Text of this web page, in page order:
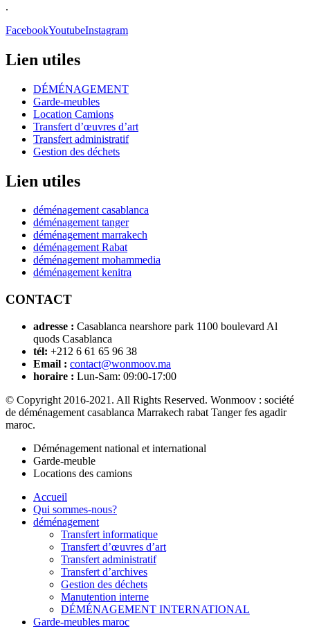
.
FacebookYoutubeInstagram
Lien utiles
DÉMÉNAGEMENT
Garde-meubles
Location Camions
Transfert d’œuvres d’art
Transfert administratif
Gestion des déchets
Lien utiles
déménagement casablanca
déménagement tanger
déménagement marrakech
déménagement Rabat
déménagement mohammedia
déménagement kenitra
CONTACT
adresse : Casablanca nearshore park 1100 boulevard Al
quods Casablanca
tél: +212 6 61 65 96 38
Email : contact@wonmoov.ma
horaire : Lun-Sam: 09:00-17:00
© Copyright 2016-2021. All Rights Reserved. Wonmoov : société
de déménagement casablanca Marrakech rabat Tanger fes agadir
maroc.
Déménagement national et international
Garde-meuble
Locations des camions
Accueil
Qui sommes-nous?
déménagement
Transfert informatique
Transfert d’œuvres d’art
Transfert administratif
Transfert d’archives
Gestion des déchets
Manutention interne
DÉMÉNAGEMENT INTERNATIONAL
Garde-meubles maroc